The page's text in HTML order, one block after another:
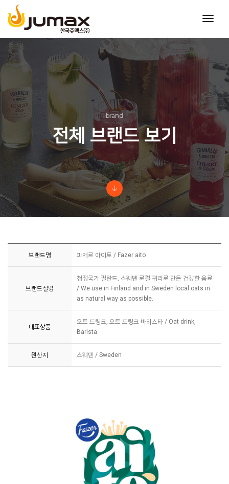
brand
전체 브랜드 보기
브랜드명 파제르 아이토 / Fazer aito
브랜드설명
청정국가 필란드, 스웨덴 로컬 귀리로 만든 건강한 음료
/ We use in Finland and in Sweden local oats in
as natural way as possible.
대표상품
오트 드링크, 오트 드링크 바리스타 / Oat drink,
Barista
원산지 스웨덴 / Sweden